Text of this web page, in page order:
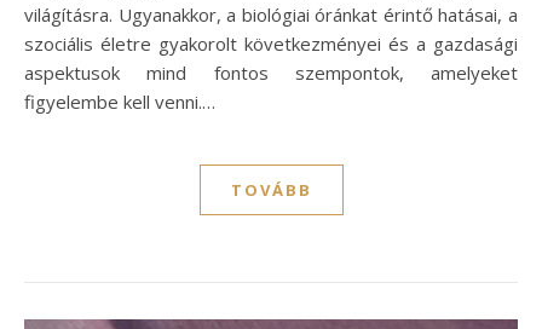
világításra. Ugyanakkor, a biológiai óránkat érintő hatásai, a
szociális életre gyakorolt következményei és a gazdasági
aspektusok mind fontos szempontok, amelyeket
figyelembe kell venni.…
TOVÁBB